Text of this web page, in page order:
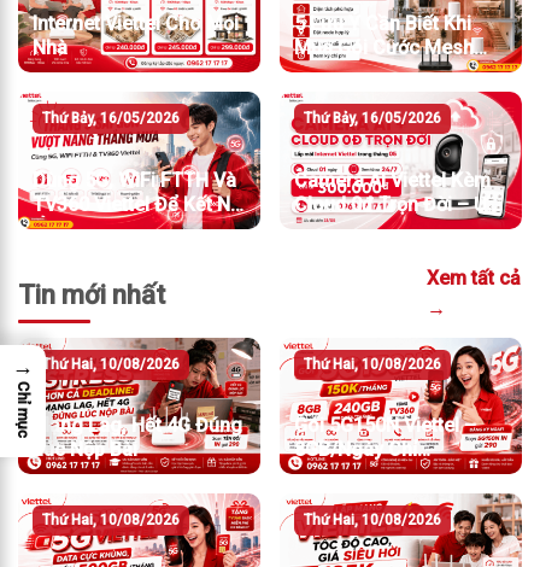
Internet Viettel Cho Mọi
Nhà
5 Lưu Ý Cần Biết Khi
Mua Gói Cước Mesh
WiFi
Thứ Bảy, 16/05/2026
Dùng 5G, WiFi FTTH Và
TV360 Viettel Để Kết Nối
Ổn Định
Thứ Bảy, 16/05/2026
Camera AI Viettel Kèm
Cloud 0đ Trọn Đời – Ưu
Đãi Khi Lắp Internet
Tin mới nhất
Xem tất cả
→
Thứ Hai, 10/08/2026
Mạng Lag, Hết 4G Đúng
Lúc Nộp Bài
Thứ Hai, 10/08/2026
Gói 5G150N Viettel –
8GB/Ngày Chỉ
150K/Tháng
Thứ Hai, 10/08/2026 Thứ Hai, 10/08/2026
→
Chỉ mục